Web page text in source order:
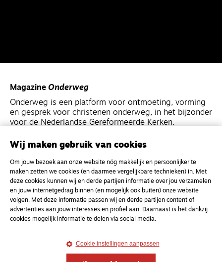
Magazine Onderweg
Onderweg is een platform voor ontmoeting, vorming
en gesprek voor christenen onderweg, in het bijzonder
voor de Nederlandse Gereformeerde Kerken.
MagazineOnderweg
Kvk-nummer 33277063
NL46 INGB 0117 5827 86
info@onderwegonline.nl
Wij maken gebruik van cookies
Om jouw bezoek aan onze website nóg makkelijk en persoonlijker te
maken zetten we cookies (en daarmee vergelijkbare technieken) in. Met
deze cookies kunnen wij en derde partijen informatie over jou verzamelen
en jouw internetgedrag binnen (en mogelijk ook buiten) onze website
volgen. Met deze informatie passen wij en derde partijen content of
advertenties aan jouw interesses en profiel aan. Daarnaast is het dankzij
cookies mogelijk informatie te delen via social media.
Cookie instellingen aanpassen